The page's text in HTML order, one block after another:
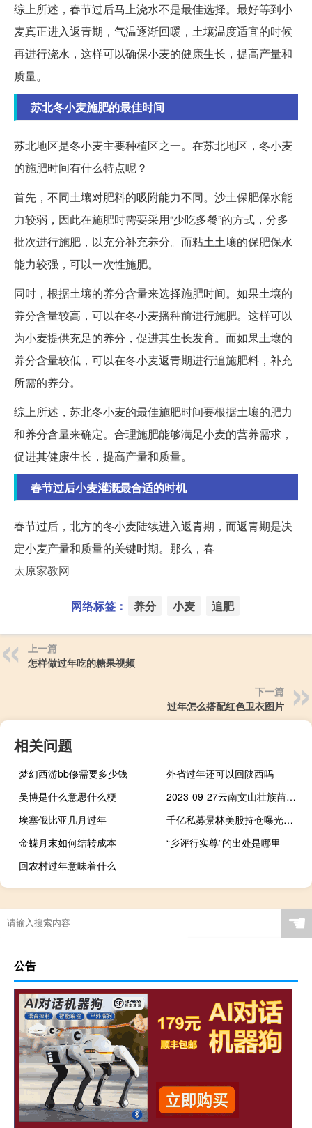
综上所述，春节过后马上浇水不是最佳选择。最好等到小
麦真正进入返青期，气温逐渐回暖，土壤温度适宜的时候
再进行浇水，这样可以确保小麦的健康生长，提高产量和
质量。
苏北冬小麦施肥的最佳时间
苏北地区是冬小麦主要种植区之一。在苏北地区，冬小麦
的施肥时间有什么特点呢？
首先，不同土壤对肥料的吸附能力不同。沙土保肥保水能
力较弱，因此在施肥时需要采用“少吃多餐”的方式，分多
批次进行施肥，以充分补充养分。而粘土土壤的保肥保水
能力较强，可以一次性施肥。
同时，根据土壤的养分含量来选择施肥时间。如果土壤的
养分含量较高，可以在冬小麦播种前进行施肥。这样可以
为小麦提供充足的养分，促进其生长发育。而如果土壤的
养分含量较低，可以在冬小麦返青期进行追施肥料，补充
所需的养分。
综上所述，苏北冬小麦的最佳施肥时间要根据土壤的肥力
和养分含量来确定。合理施肥能够满足小麦的营养需求，
促进其健康生长，提高产量和质量。
春节过后小麦灌溉最合适的时机
春节过后，北方的冬小麦陆续进入返青期，而返青期是决
定小麦产量和质量的关键时期。那么，春
太原家教网
网络标签： 养分 小麦 追肥
上一篇
怎样做过年吃的糖果视频
下一篇
过年怎么搭配红色卫衣图片
相关问题
梦幻西游bb修需要多少钱
外省过年还可以回陕西吗
吴博是什么意思什么梗
2023-09-27云南文山壮族苗族自治州文山市(鹿茸菇)的报价是多少
埃塞俄比亚几月过年
千亿私募景林美股持仓曝光：加仓脸书、满帮、中通快递、网易
金蝶月末如何结转成本
“乡评行实尊”的出处是哪里
回农村过年意味着什么
☚
公告